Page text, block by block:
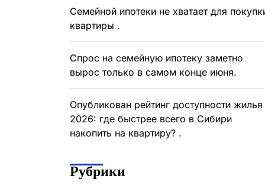
Семейной ипотеки не хватает для
квартиры .
Спрос на семейную ипотеку заметно
вырос только в самом конце июня.
Опубликован рейтинг доступности жилья
2026: где быстрее всего в Сибири
накопить на квартиру? .
Рубрики